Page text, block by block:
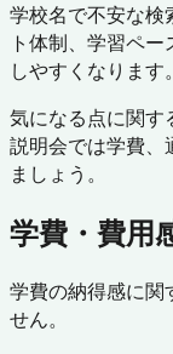
学校名で不安な検
ト体制、学習ペ
しやすくなります。
気になる点に関す
説明会では学費、
ましょう。
学費・費用
学費の納得感に関
せん。